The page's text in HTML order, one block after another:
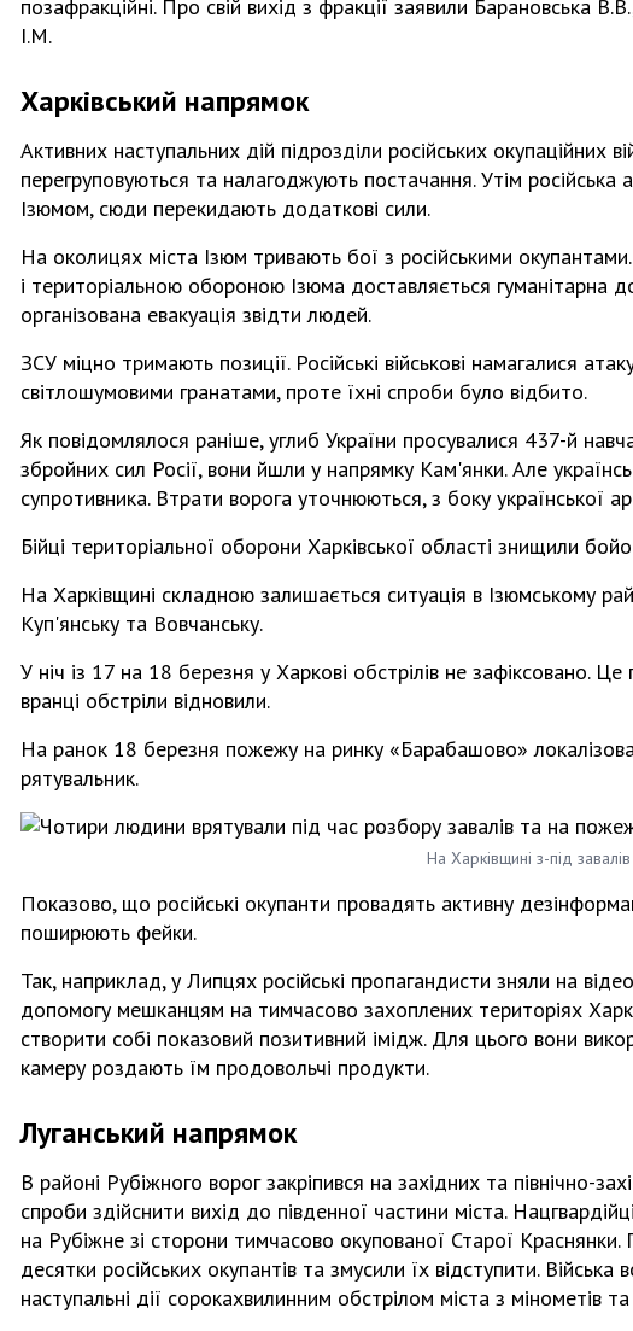
позафракційні. Про свій вихід з фракції заявили Барановська
І.М.
Харківський напрямок
Активних наступальних дій підрозділи російських окупаційних
перегруповуються та налагоджують постачання. Утім
Ізюмом, сюди перекидають додаткові сили.
На околицях міста Ізюм тривають бої з російськими
і територіальною обороною Ізюма доставляється гуманітарна
організована евакуація звідти людей.
ЗСУ міцно тримають позиції. Російські військові намагалися
світлошумовими гранатами, проте їхні спроби було відбито.
Як повідомлялося раніше, углиб України просувалися 437-й
збройних сил Росії, вони йшли у напрямку Кам'янки. Але
супротивника. Втрати ворога уточнюються, з боку української
Бійці територіальної оборони Харківської області знищили
На Харківщині складною залишається ситуація в Ізюмському
Куп'янську та Вовчанську.
У ніч із 17 на 18 березня у Харкові обстрілів не зафіксовано.
вранці обстріли відновили.
На ранок 18 березня пожежу на ринку «Барабашово»
рятувальник.
На Харківщині з-під
Показово, що російські окупанти провадять активну
поширюють фейки.
Так, наприклад, у Липцях російські пропагандисти зняли на
допомогу мешканцям на тимчасово захоплених територіях
створити собі показовий позитивний імідж. Для цього вони
камеру роздають їм продовольчі продукти.
Луганський напрямок
В районі Рубіжного ворог закріпився на західних та північно-
спроби здійснити вихід до південної частини міста.
на Рубіжне зі сторони тимчасово окупованої Старої
десятки російських окупантів та змусили їх відступити.
наступальні дії сорокахвилинним обстрілом міста з мінометів